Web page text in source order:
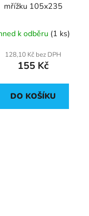
mřížku 105x235
k odběru (1 ks)
128,10 Kč bez DPH
155 Kč
DO KOŠÍKU